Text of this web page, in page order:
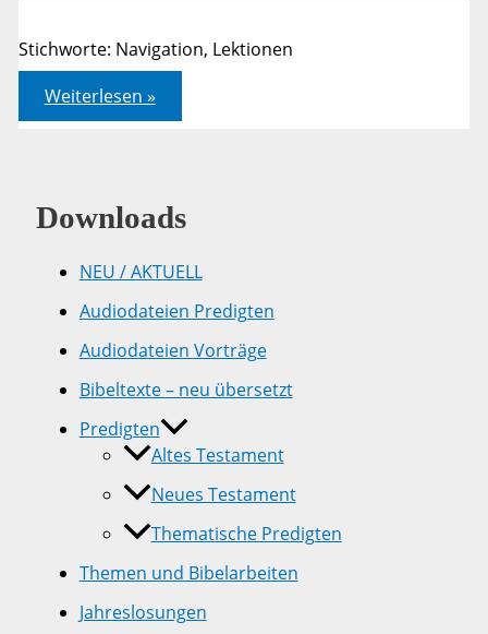
Stichworte: Navigation, Lektionen
Navigation
–
geistliche
Gerät
Weiterlesen »
Downloads
NEU / AKTUELL
Audiodateien Predigten
Audiodateien Vorträge
Bibeltexte – neu übersetzt
Predigten
Altes Testament
Neues Testament
Thematische Predigten
Themen und Bibelarbeiten
Jahreslosungen